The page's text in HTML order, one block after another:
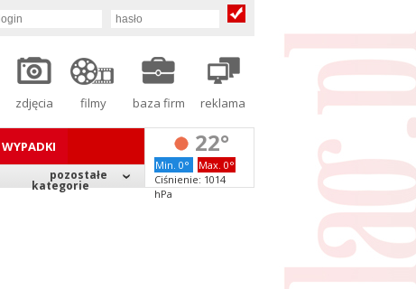
zdjęcia filmy baza firm reklama
WYPADKI
pozostałe
kategorie
22°
Min. 0°
Max. 0°
Ciśnienie: 1014
hPa